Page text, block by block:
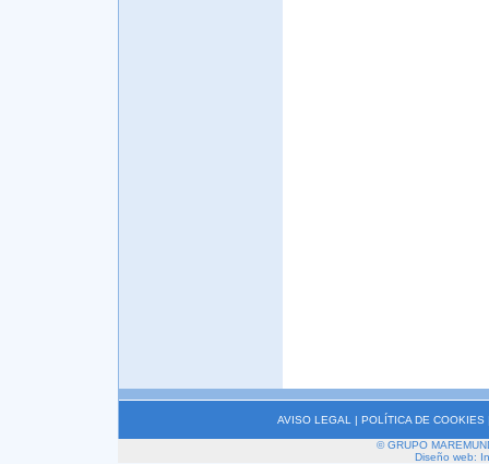
AVISO LEGAL | POLÍTICA DE COOKIES
© GRUPO
Diseño web: